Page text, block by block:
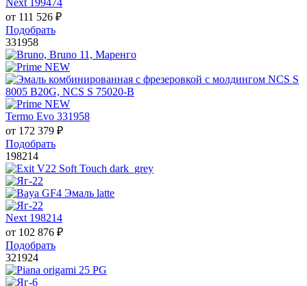
Next 199474
от 111 526 ₽
Подобрать
331958
Termo Evo 331958
от 172 379 ₽
Подобрать
198214
Next 198214
от 102 876 ₽
Подобрать
321924